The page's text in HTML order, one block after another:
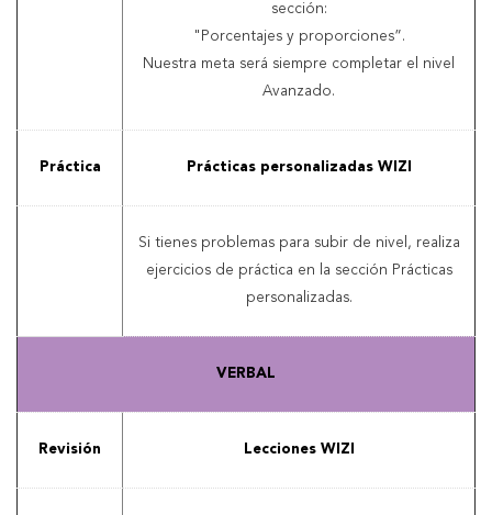
sección:
"Porcentajes y proporciones”.
Nuestra meta será siempre completar el nivel
Avanzado.
Práctica Prácticas personalizadas WIZI
Si tienes problemas para subir de nivel, realiza
ejercicios de práctica en la sección Prácticas
personalizadas.
VERBAL
Revisión Lecciones WIZI